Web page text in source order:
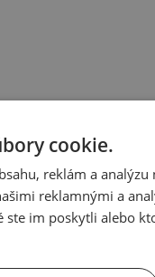
cookie.
reklám a
reklamnými a
im poskytli alebo